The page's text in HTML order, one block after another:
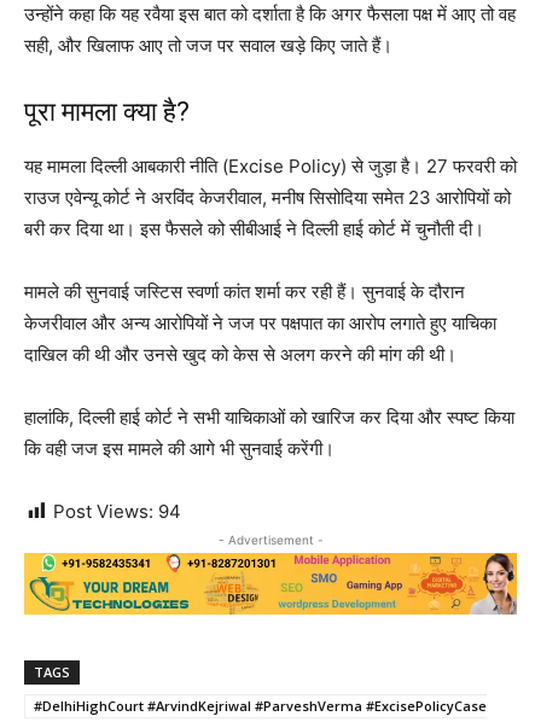
उन्होंने कहा कि यह रवैया इस बात को दर्शाता है कि अगर फैसला पक्ष में आए तो वह
सही, और खिलाफ आए तो जज पर सवाल खड़े किए जाते हैं।
पूरा मामला क्या है?
यह मामला दिल्ली आबकारी नीति (Excise Policy) से जुड़ा है। 27 फरवरी को
राउज एवेन्यू कोर्ट ने अरविंद केजरीवाल, मनीष सिसोदिया समेत 23 आरोपियों को
बरी कर दिया था। इस फैसले को सीबीआई ने दिल्ली हाई कोर्ट में चुनौती दी।
मामले की सुनवाई जस्टिस स्वर्णा कांत शर्मा कर रही हैं। सुनवाई के दौरान
केजरीवाल और अन्य आरोपियों ने जज पर पक्षपात का आरोप लगाते हुए याचिका
दाखिल की थी और उनसे खुद को केस से अलग करने की मांग की थी।
हालांकि, दिल्ली हाई कोर्ट ने सभी याचिकाओं को खारिज कर दिया और स्पष्ट किया
कि वही जज इस मामले की आगे भी सुनवाई करेंगी।
Post Views: 94
- Advertisement -
TAGS
#DelhiHighCourt #ArvindKejriwal #ParveshVerma #ExcisePolicyCase